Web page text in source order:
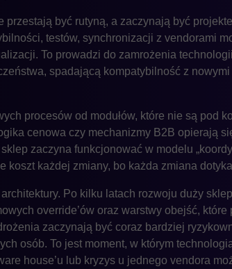
przestają być rutyną, a zaczynają być
testów, synchronizacji z vendorami
To prowadzi do zamrożenia
spadającą kompatybilność z
procesów od modułów, które nie są pod
cenowa czy mechanizmy B2B opierają
zaczyna funkcjonować w modelu
koszt każdej zmiany, bo każda zmiana
Po kilku latach rozwoju duży
override’ów oraz warstwy obejść, które
zaczynają być coraz bardziej
osób. To jest moment, w którym
house’u lub kryzys u jednego vendora